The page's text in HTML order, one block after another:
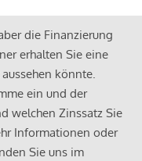
die Finanzierung
erhalten Sie eine
könnte.
ein und der
welchen Zinssatz Sie
Informationen oder
Sie uns im